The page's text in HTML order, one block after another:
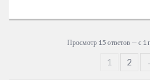
Просмотр 15 ответов — с 1
1 2